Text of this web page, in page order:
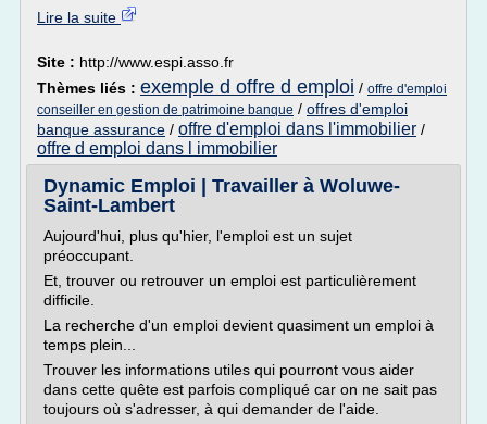
Lire la suite
Site : http://www.espi.asso.fr
Thèmes liés : exemple d offre d emploi / offre d'emploi
conseiller en gestion de patrimoine banque / offres d'emploi
banque assurance / offre d'emploi dans l'immobilier /
offre d emploi dans l immobilier
Dynamic Emploi | Travailler à Woluwe-
Saint-Lambert
Aujourd'hui, plus qu'hier, l'emploi est un sujet
préoccupant.
Et, trouver ou retrouver un emploi est particulièrement
difficile.
La recherche d'un emploi devient quasiment un emploi à
temps plein...
Trouver les informations utiles qui pourront vous aider
dans cette quête est parfois compliqué car on ne sait pas
toujours où s'adresser, à qui demander de l'aide.